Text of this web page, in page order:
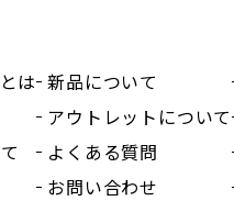
は 新品について
アウトレットについて
よくある質問
お問い合わせ